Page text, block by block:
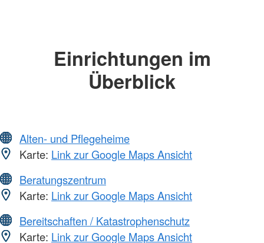
Einrichtungen im
Überblick
Alten- und Pflegeheime
Karte: Link zur Google Maps Ansicht
Beratungszentrum
Karte: Link zur Google Maps Ansicht
Bereitschaften / Katastrophenschutz
Karte: Link zur Google Maps Ansicht